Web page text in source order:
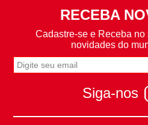
RECEBA
Cadastre-se e Receba
novidades do
Siga-nos